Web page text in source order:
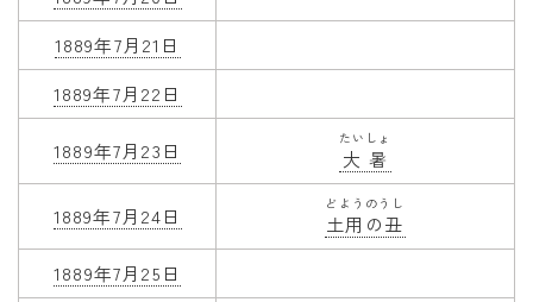
1889年7月21日
1889年7月22日
1889年7月23日 大暑
たいしょ
1889年7月24日 土用の丑
どようのうし
1889年7月25日